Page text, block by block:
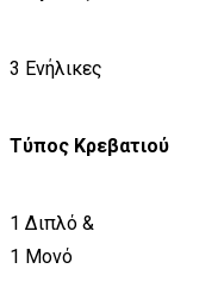
3 Ενήλικες
Τύπος Κρεβατιού
1 Διπλό &
1 Μονό